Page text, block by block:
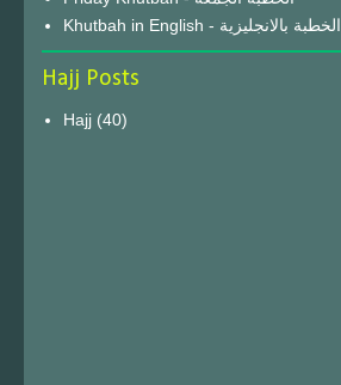
Khutbah in English - الخطبة بالانجليزية
Hajj Posts
Hajj (40)